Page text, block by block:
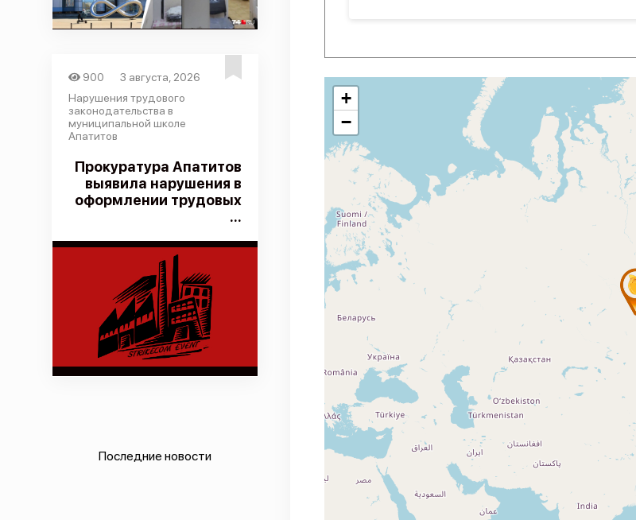
900
3 августа, 2026
Нарушения трудового
законодательства в
муниципальной школе
Апатитов
Прокуратура Апатитов
выявила нарушения в
оформлении трудовых
...
Последние новости
+
−